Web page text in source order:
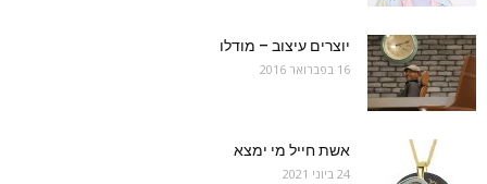
יוצרים עיצוב – מודלו
16 בפברואר 2016
אשת חייל מי ימצא
24 ביוני 2021